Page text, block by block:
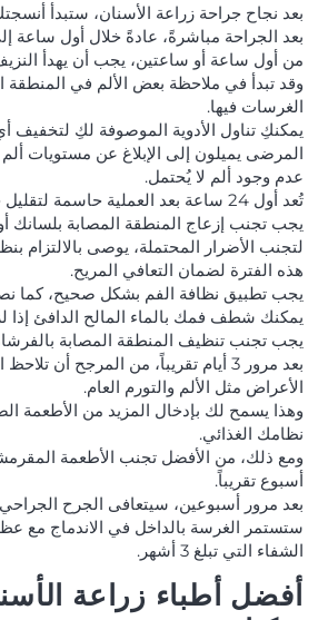
بعد نجاح جراحة زراعة الأسنان، ستبدأ
بعد الجراحة مباشرةً، عادةً خلال أول ساعة
من أول ساعة أو ساعتين، يجب أن يهدأ النزيف
وقد تبدأ في ملاحظة بعض الألم في المنطقة
الغرسات فيها.
يمكنكِ تناول الأدوية الموصوفة لكِ لتخفيف
المرضى يميلون إلى الإبلاغ عن مستويات ألم
عدم وجود ألم لا يُحتمل.
تُعد أول 24 ساعة بعد العملية حاسمة لتقليل خطر الإصابة بالعدوى.
يجب تجنب إزعاج المنطقة المصابة بلسانك
لتجنب الأضرار المحتملة، يوصى بالالتزام
هذه الفترة لضمان التعافي المريح.
يجب تطبيق نظافة الفم بشكل صحيح، كما
يمكنك شطف فمك بالماء المالح الدافئ إذا
يجب تجنب تنظيف المنطقة المصابة
بعد مرور 3 أيام تقريباً، من المرجح أن
الأعراض مثل الألم والتورم العام.
وهذا يسمح لك بإدخال المزيد من الأطعمة
نظامك الغذائي.
ومع ذلك، من الأفضل تجنب الأطعمة
أسبوع تقريباً.
بعد مرور أسبوعين، سيتعافى الجرح
ستستمر الغرسة بالداخل في الاندماج مع
الشفاء التي تبلغ 3 أشهر.
أفضل أطباء زراعة